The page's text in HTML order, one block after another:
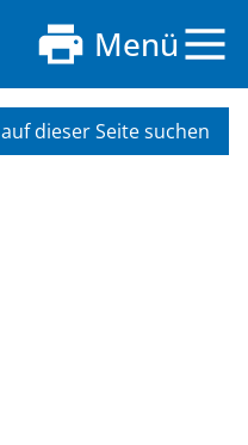
Menü
auf dieser Seite suchen